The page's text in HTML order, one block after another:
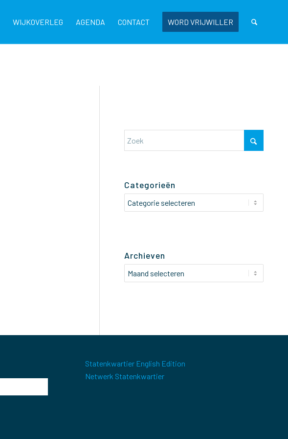
WIJKOVERLEG AGENDA CONTACT WORD VRIJWILLER
Categorieën
Categorieën
Archieven
Statenkwartier English Edition
Netwerk Statenkwartier